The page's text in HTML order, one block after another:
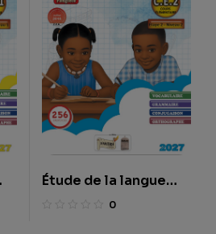
Étude de la langue
0